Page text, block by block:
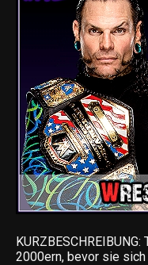
2000ern, bevor sie